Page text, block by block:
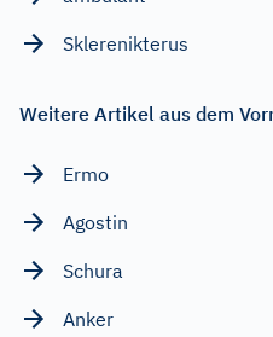
Sklerenikterus
Weitere Artikel aus dem
Ermo
Agostin
Schura
Anker